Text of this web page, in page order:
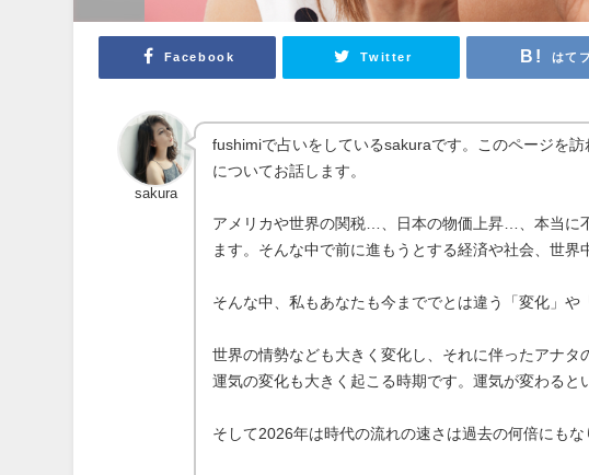
Facebook Twitter はて
sakura
fushimiで占いをしているsakuraです。このページを
についてお話します。
アメリカや世界の関税…、日本の物価上昇…、本当に
ます。そんな中で前に進もうとする経済や社会、世界
そんな中、私もあなたも今まででとは違う「変化」や
世界の情勢なども大きく変化し、それに伴ったアナタ
運気の変化も大きく起こる時期です。運気が変わると
そして2026年は時代の流れの速さは過去の何倍にも